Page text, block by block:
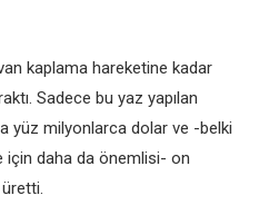
kaplama hareketine kadar
Sadece bu yaz yapılan
yüz milyonlarca dolar ve -belki
için daha da önemlisi- on